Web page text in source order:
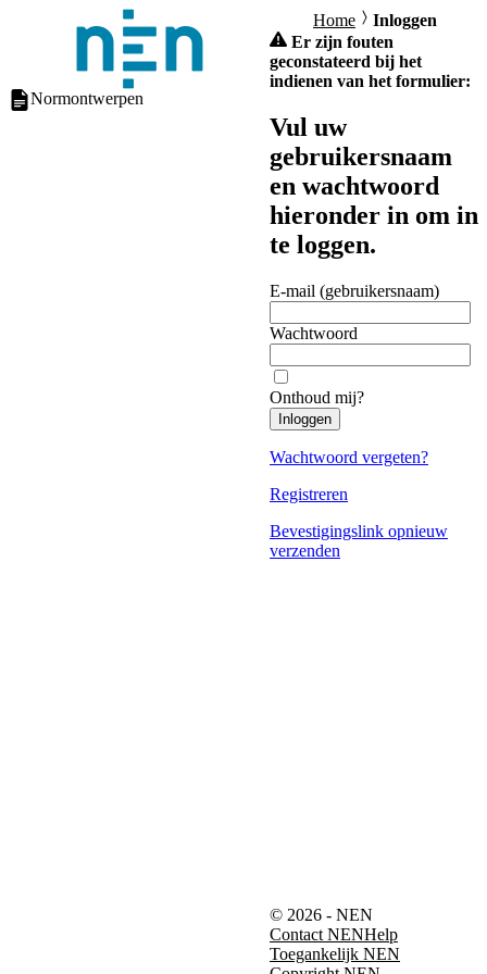
Normontwerpen
Home
Inloggen
Er zijn fouten
geconstateerd bij het
indienen van het formulier:
Vul uw
gebruikersnaam
en wachtwoord
hieronder in om in
te loggen.
E-mail (gebruikersnaam)
Wachtwoord
Onthoud mij?
Inloggen
Wachtwoord vergeten?
Registreren
Bevestigingslink opnieuw
verzenden
© 2026 - NEN
Contact NENHelp
Toegankelijk NEN